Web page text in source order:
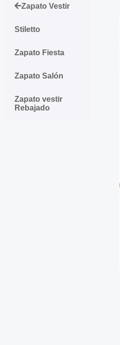
Zapato Vestir
Stiletto
Zapato Fiesta
Zapato Salón
Zapato vestir
Rebajado